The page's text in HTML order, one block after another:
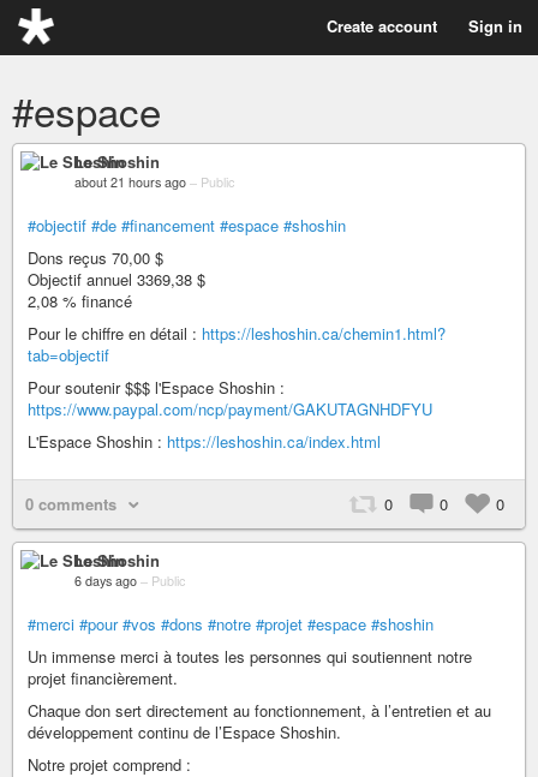
Create account Sign in
#espace
Le Shoshin
about 21 hours ago – Public
#objectif #de #financement #espace #shoshin
Dons reçus 70,00 $
Objectif annuel 3369,38 $
2,08 % financé
Pour le chiffre en détail : https://leshoshin.ca/chemin1.html?
tab=objectif
Pour soutenir $$$ l'Espace Shoshin :
https://www.paypal.com/ncp/payment/GAKUTAGNHDFYU
L'Espace Shoshin : https://leshoshin.ca/index.html
0 comments 0 0 0
Le Shoshin
6 days ago – Public
#merci #pour #vos #dons #notre #projet #espace #shoshin
Un immense merci à toutes les personnes qui soutiennent notre
projet financièrement.
Chaque don sert directement au fonctionnement, à l’entretien et au
développement continu de l’Espace Shoshin.
Notre projet comprend :